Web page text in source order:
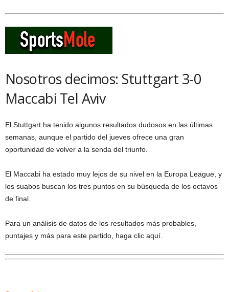
Nosotros decimos: Stuttgart 3-0
Maccabi Tel Aviv
El Stuttgart ha tenido algunos resultados dudosos en las últimas
semanas, aunque el partido del jueves ofrece una gran
oportunidad de volver a la senda del triunfo.
El Maccabi ha estado muy lejos de su nivel en la Europa League, y
los suabos buscan los tres puntos en su búsqueda de los octavos
de final.
Para un análisis de datos de los resultados más probables,
puntajes y más para este partido, haga clic aquí.